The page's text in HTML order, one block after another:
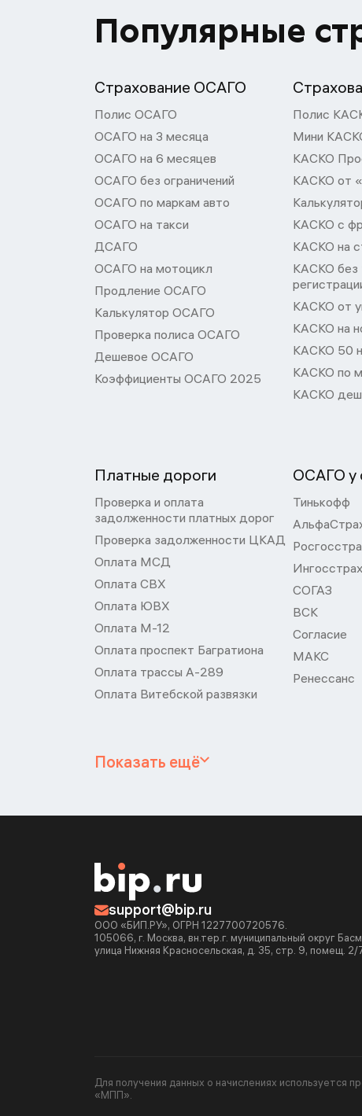
Популярные
Страхование ОСАГО
Полис ОСАГО
ОСАГО на 3 месяца
ОСАГО на 6 месяцев
ОСАГО без ограничений
ОСАГО по маркам авто
ОСАГО на такси
ДСАГО
ОСАГО на мотоцикл
Продление ОСАГО
Калькулятор ОСАГО
Проверка полиса ОСАГО
Дешевое ОСАГО
Коэффициенты ОСАГО 2025
Полис
Мини
КАСКО
КАСКО от
КАСКО с
КАСКО на
КАСКО без
КАСКО от
КАСКО на
КАСКО 50
КАСКО по
КАСКО
Платные дороги
Проверка и оплата
задолженности платных дорог
Проверка задолженности ЦКАД
Оплата МСД
Оплата СВХ
Оплата ЮВХ
Оплата М-12
Оплата проспект Багратиона
Оплата трассы А-289
Оплата Витебской развязки
ОСАГО у
Тинькофф
Ингосстрах
СОГАЗ
ВСК
Согласие
МАКС
Ренессанс
Показать ещё
support@bip.ru
ООО «БИП.РУ», ОГРН 1227700720576.
105066, г. Москва, вн.тер.г. муниципальный округ
улица Нижняя Красносельская, д. 35, стр. 9, помещ. 2/
Для получения данных о начислениях используется
«МПП».